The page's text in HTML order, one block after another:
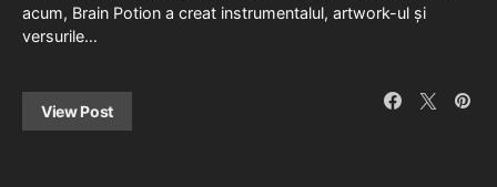
acum, Brain Potion a creat instrumentalul, artwork-ul și
versurile…
View Post